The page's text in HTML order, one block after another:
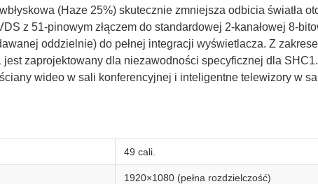
(Haze 25%) skutecznie zmniejsza odbicia światła
z 51-pinowym złączem do standardowej 2-kanałowej 8-
oddzielnie) do pełnej integracji wyświetlacza. Z
zaprojektowany dla niezawodności specyficznej dla
wideo w sali konferencyjnej i inteligentne telewizory w
49 cali.
1920×1080 (pełna rozdzielczość)